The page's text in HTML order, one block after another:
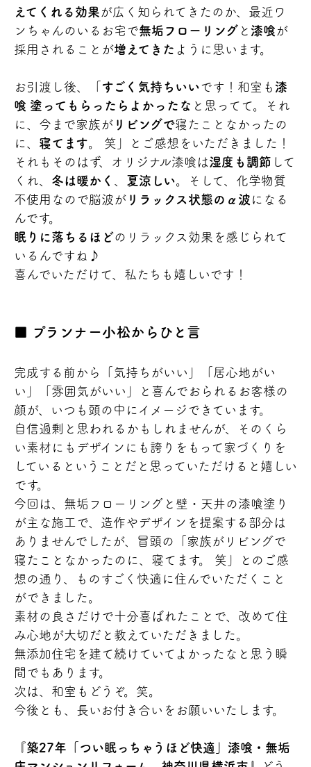
えてくれる効果 が広く知られてきたのか、最近ワ
ンちゃんのいるお宅で無垢フローリング と 漆喰 が
採用されることが増えてきた ように思います。
お引渡し後、「 すごく気持ちいいです！和室も 漆
喰 塗ってもらったらよかったな と思ってて。それ
に、今まで家族が リビングで寝たことなかったの
に、 寝てます。 笑」とご感想をいただきました！
それもそのはず、オリジナル漆喰は湿度も調節 して
くれ、 冬は暖かく 夏涼しい。そして、化学物質
不使用なので脳波が リラックス状態のα波 になる
んです。
眠りに落ちるほどのリラックス効果を感じられて
いるんですね♪
喜んでいただけて、私たちも嬉しいです！
プランナー小松からひと言
完成する前から「気持ちがいい」「居心地がい
い」「雰囲気がいい」と喜んでおられるお客様の
顔が、いつも頭の中にイメージできています。
自信過剰と思われるかもしれませんが、そのくら
い素材にもデザインにも誇りをもって家づくりを
しているということだと思っていただけると嬉しい
です。
今回は、無垢フローリングと壁・天井の漆喰塗り
が主な施工で、造作やデザインを提案する部分は
ありませんでしたが、冒頭の「家族がリビングで
寝たことなかったのに、寝てます。 笑」とのご感
想の通り、ものすごく快適に住んでいただくこと
ができました。
素材の良さだけで十分喜ばれたことで、改めて住
み心地が大切だと教えていただきました。
無添加住宅を建て続けていてよかったなと思う瞬
間でもあります。
次は、和室もどうぞ。笑。
今後とも、長いお付き合いをお願いいたします。
『築27年「つい眠っちゃうほど快適」漆喰・無垢